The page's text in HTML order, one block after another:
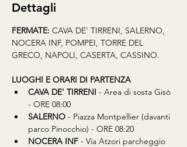
Dettagli
FERMATE: CAVA DE' TIRRENI, SALERNO,
NOCERA INF, POMPEI, TORRE DEL
GRECO, NAPOLI, CASERTA, CASSINO.
LUOGHI E ORARI DI PARTENZA
CAVA DE' TIRRENI - Area di sosta Gisò
- ORE 08:00
SALERNO - Piazza Montpellier (davanti
parco Pinocchio) - ORE 08:20
NOCERA INF - Via Atzori parcheggio